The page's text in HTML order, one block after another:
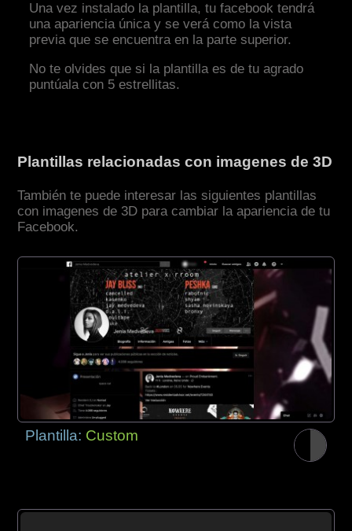
Una vez instalado la plantilla, tu facebook tendrá
una apariencia única y se verá como la vista
previa que se encuentra en la parte superior.
No te olvides que si la plantilla es de tu agrado
puntúala con 5 estrellitas.
Plantillas relacionadas con imagenes de 3D
También te puede interesar las siguientes plantillas
con imagenes de 3D para cambiar la apariencia de tu
Facebook.
Plantilla: Custom